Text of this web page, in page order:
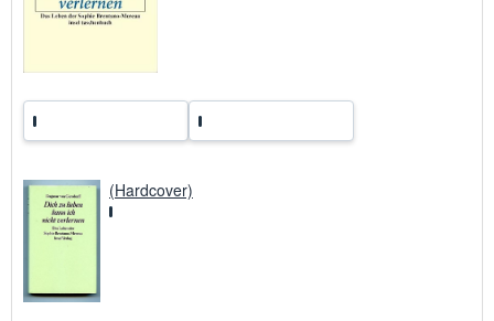
(Hardcover)